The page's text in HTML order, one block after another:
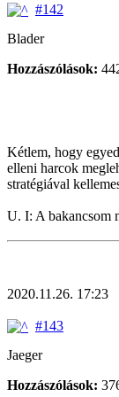
#142
Blader
Hozzászólások:
Kétlem, hogy
elleni harcok
stratégiával
U. I: A bakancsom
2020.11.26. 17:23
#143
Jaeger
Hozzászólások: